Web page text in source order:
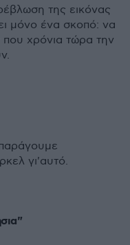
της εικόνας
μόνο ένα σκοπό: να
που χρόνια τώρα την
γι'αυτό.